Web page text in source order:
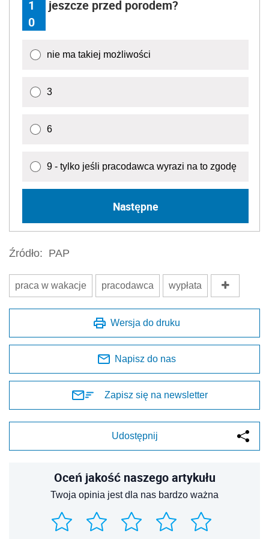
1
0
jeszcze przed porodem?
nie ma takiej możliwości
3
6
9 - tylko jeśli pracodawca wyrazi na to zgodę
Następne
Źródło: PAP
praca w wakacje pracodawca wypłata
Wersja do druku
Napisz do nas
Zapisz się na newsletter
Udostępnij
Oceń jakość naszego artykułu
Twoja opinia jest dla nas bardzo ważna